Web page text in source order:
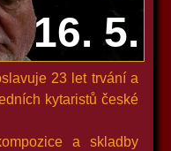
16. 5.
23 let trvání a
kytaristů české
a skladby